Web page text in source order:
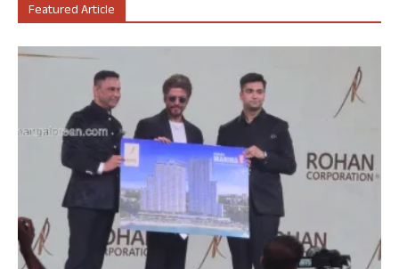
Featured Article